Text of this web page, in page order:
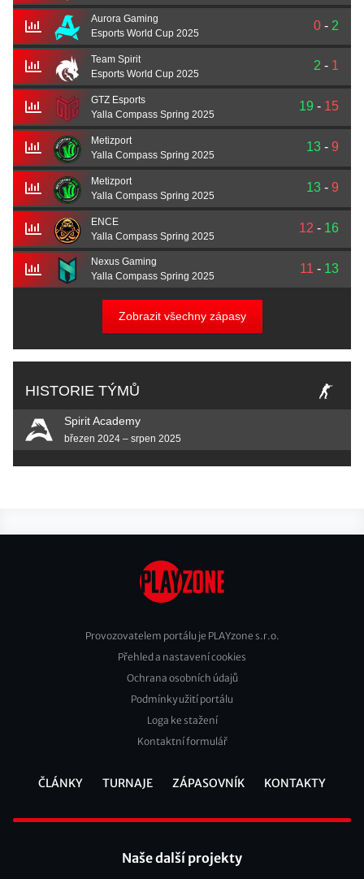
Aurora Gaming
Esports World Cup 2025
0 - 2
Team Spirit
Esports World Cup 2025
2 - 1
GTZ Esports
Yalla Compass Spring 2025
19 - 15
Metizport
Yalla Compass Spring 2025
13 - 9
Metizport
Yalla Compass Spring 2025
13 - 9
ENCE
Yalla Compass Spring 2025
12 - 16
Nexus Gaming
Yalla Compass Spring 2025
11 - 13
Zobrazit všechny zápasy
HISTORIE TÝMŮ
Spirit Academy
březen 2024 – srpen 2025
Footer
Provozovatelem portálu je PLAYzone s.r.o.
Přehled a nastavení cookies
Ochrana osobních údajů
Podmínky užití portálu
Loga ke stažení
Kontaktní formulář
ČLÁNKY TURNAJE ZÁPASOVNÍK KONTAKTY
Naše další projekty